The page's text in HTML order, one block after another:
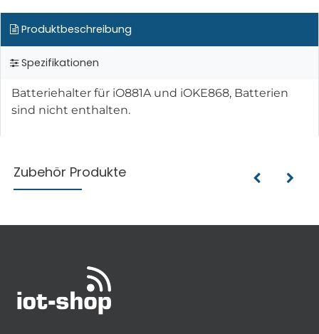
Produktbeschreibung
Spezifikationen
Batteriehalter für iO881A und iOKE868, Batterien
sind nicht enthalten.
Zubehör Produkte